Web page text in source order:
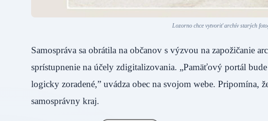
Lozorno chce vytvoriť archív starých
Samospráva sa obrátila na občanov s výzvou na zapožičanie
sprístupnenie na účely zdigitalizovania. „Pamäťový portál
logicky zoradené,” uvádza obec na svojom webe. Pripomína,
samosprávny kraj.